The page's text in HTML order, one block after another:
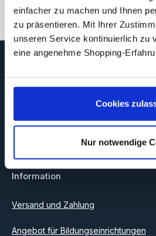
einfacher zu machen und Ihnen
zu präsentieren. Mit Ihrer
unseren Service kontinuierlich zu
eine angenehme Shopping-
Cookies
Nur notwendige
Newsletter
Abonnieren Sie jetzt unseren
Newsletter, um rechtzeitig über
E-Mail-Adresse*
Datenschutz
Ich habe die
einverstanden.
Information
Versand und Zahlung
Angebot für Bildungseinrichtungen